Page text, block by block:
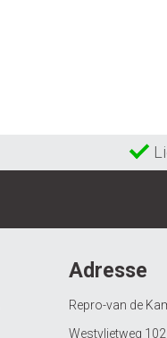
Adresse
Repro-van de
Westvlietweg 102